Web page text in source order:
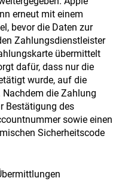
erneut mit einem
bevor die Daten zur
Zahlungsdienstleister
übermittelt
dafür, dass nur die
wurde, auf die
die Zahlung
Bestätigung des
sowie einen
Sicherheitscode